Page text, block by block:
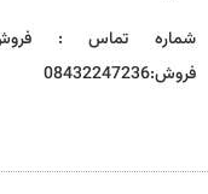
فروش:08432247236